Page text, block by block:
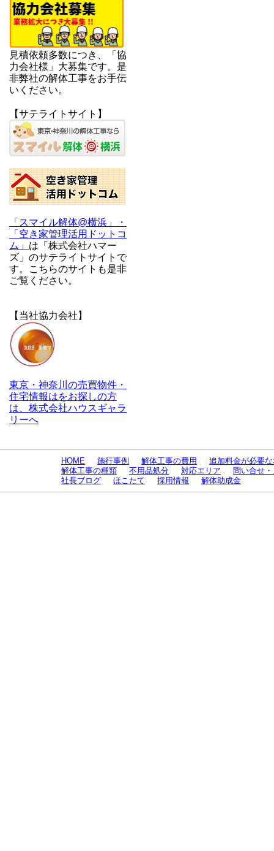
見積依頼多数につき、「協
力会社様」大募集です。是
非弊社の解体工事をお手伝
いください。
【サテライトサイト】
「スマイル解体@横浜」・
「空き家管理活用ドットコ
ム」 は「株式会社ハマー
ズ」のサテライトサイトで
す。こちらのサイトも是非
ご覧ください。
【当社協力会社】
東京・神奈川の売買物件・
住宅情報はをお探しの方
は、株式会社ハウスギャラ
リーへ
HOME 施行事例 解体工事の費用
追加料金が必要
解体工事の種類
不用品処分 対応エリア
問い合せ
社長ブログ
ほこたて 採用情報 解体助成金